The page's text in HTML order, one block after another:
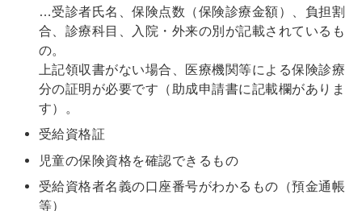
…受診者氏名、保険点数（保険診療金額）、負担割
合、診療科目、入院・外来の別が記載されているも
の。
上記領収書がない場合、医療機関等による保険診療
分の証明が必要です（助成申請書に記載欄がありま
す）。
受給資格証
児童の保険資格を確認できるもの
受給資格者名義の口座番号がわかるもの（預金通帳
等）